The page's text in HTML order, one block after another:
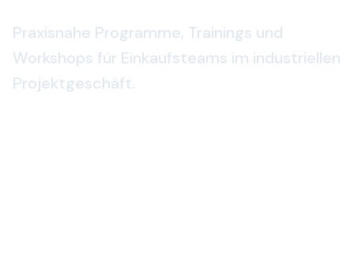
Praxisnahe Programme, Trainings und
Workshops für Einkaufsteams im industriellen
Projektgeschäft.